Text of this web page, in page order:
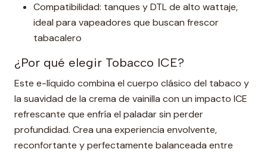
Compatibilidad: tanques y DTL de alto wattaje,
ideal para vapeadores que buscan frescor
tabacalero
¿Por qué elegir Tobacco ICE?
Este e-líquido combina el cuerpo clásico del tabaco y
la suavidad de la crema de vainilla con un impacto ICE
refrescante que enfría el paladar sin perder
profundidad. Crea una experiencia envolvente,
reconfortante y perfectamente balanceada entre